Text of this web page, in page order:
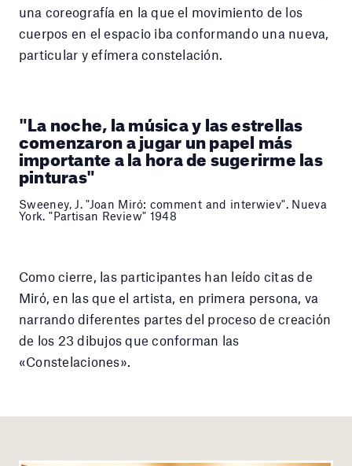
una coreografía en la que el movimiento de los
cuerpos en el espacio iba conformando una nueva,
particular y efímera constelación.
"La noche, la música y las estrellas
comenzaron a jugar un papel más
importante a la hora de sugerirme las
pinturas"
Sweeney, J. "Joan Miró: comment and interwiev". Nueva
York. "Partisan Review" 1948
Como cierre, las participantes han leído citas de
Miró, en las que el artista, en primera persona, va
narrando diferentes partes del proceso de creación
de los 23 dibujos que conforman las
«Constelaciones».